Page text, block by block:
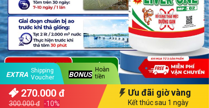
-10%
300.000 đ
270.000 đ Ưu đãi giờ vàng
Kết thúc sau 1 ngày
BONUS
Hoàn
tiền
EXTRA Shipping
Voucher